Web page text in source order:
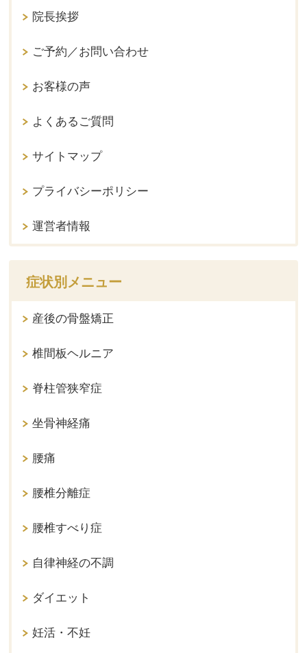
院長挨拶
ご予約／お問い合わせ
お客様の声
よくあるご質問
サイトマップ
プライバシーポリシー
運営者情報
症状別メニュー
産後の骨盤矯正
椎間板ヘルニア
脊柱管狭窄症
坐骨神経痛
腰痛
腰椎分離症
腰椎すべり症
自律神経の不調
ダイエット
妊活・不妊